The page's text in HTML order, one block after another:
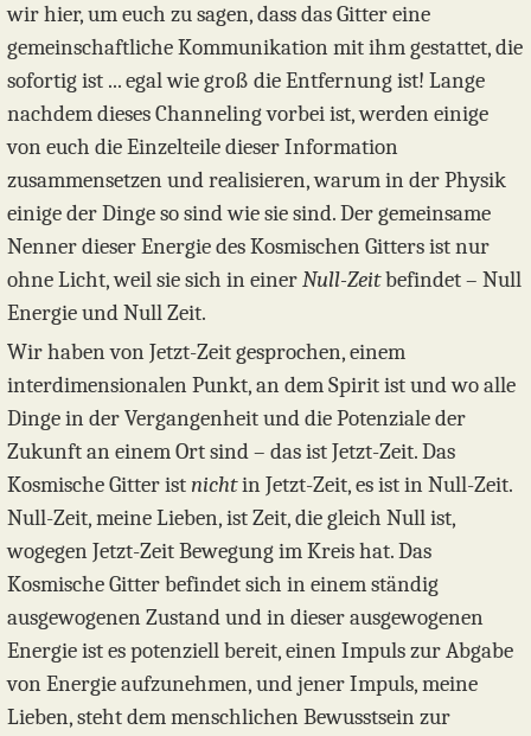
wir hier, um euch zu sagen, dass das Gitter eine
gemeinschaftliche Kommunikation mit ihm gestattet, die
sofortig ist ... egal wie groß die Entfernung ist! Lange
nachdem dieses Channeling vorbei ist, werden einige
von euch die Einzelteile dieser Information
zusammensetzen und realisieren, warum in der Physik
einige der Dinge so sind wie sie sind. Der gemeinsame
Nenner dieser Energie des Kosmischen Gitters ist nur
ohne Licht, weil sie sich in einerNull-Zeitbefindet – Null
Energie und Null Zeit.
Wir haben von Jetzt-Zeit gesprochen, einem
interdimensionalen Punkt, an dem Spirit ist und wo alle
Dinge in der Vergangenheit und die Potenziale der
Zukunft an einem Ort sind – das ist Jetzt-Zeit. Das
Kosmische Gitter ist nichtin Jetzt-Zeit, es ist in Null-Zeit.
Null-Zeit, meine Lieben, ist Zeit, die gleich Null ist,
wogegen Jetzt-Zeit Bewegung im Kreis hat. Das
Kosmische Gitter befindet sich in einem ständig
ausgewogenen Zustand und in dieser ausgewogenen
Energie ist es potenziell bereit, einen Impuls zur Abgabe
von Energie aufzunehmen, und jener Impuls, meine
Lieben, steht dem menschlichen Bewusstsein zur